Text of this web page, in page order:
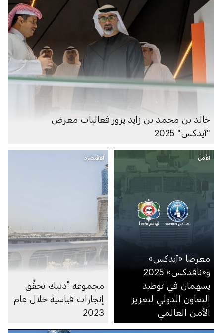
والمتفجرات
خالد بن محمد بن زايد يزور فعاليات معرض
"آيدكس" 2025
الأمن
معرضا «آيدكس»
و«نافدكس» 2025
يسهمان في توطيد
التعاون الدولي لتعزيز
الأمن العالمي
الاقتصاد
مجموعة أدنيك تحقِّق
إنجازات قياسية خلال عام
2023